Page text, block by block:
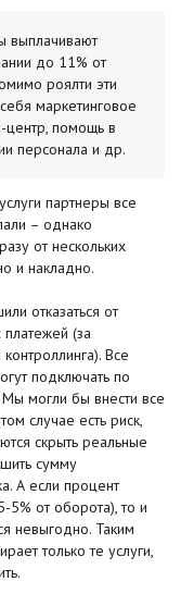
выплачивают
до 11% от
роялти эти
маркетинговое
центр, помощь в
персонала и др.
партнеры все
– однако
от нескольких
и накладно.
отказаться от
(за
Все
подключать по
могли бы внести все
случае есть риск,
скрыть реальные
сумму
А если процент
от оборота), то и
невыгодно. Таким
только те услуги,